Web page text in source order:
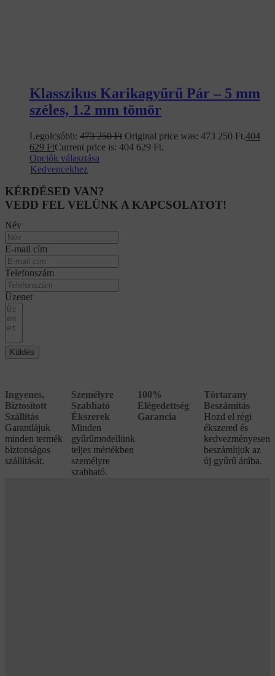
Klasszikus Karikagyűrű Pár – 5 mm
széles, 1.2 mm tömör
Legolcsóbb: 473 250Ft Original price was: 473 250 Ft.404
629 FtCurrent price is: 404 629 Ft.
Opciók választása
Kedvencekhez
KÉRDÉSED VAN?
VEDD FEL VELÜNK A KAPCSOLATOT!
Név
E-mail cím
Telefonszám
Üzenet
Küldés
Ingyenes,
Biztosított
Szállítás
Garantlájuk
minden termék
biztonságos
szállítását.
Személyre
Szabható
Ékszerek
Minden
gyűrűmodellünk
teljes mértékben
személyre
szabható.
100%
Elégedettség
Garancia
Törtarany
Beszámítás
Hozd el régi
ékszered és
kedvezményesen
beszámítjuk az
új gyűrű árába.